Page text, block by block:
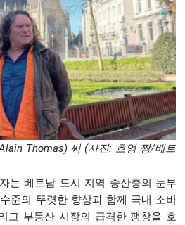
Thomas) 씨 (사진: 흐엉 짱/베트
는 베트남 도시 지역 중산층의 눈부
준의 뚜렷한 향상과 함께 국내 소비
고 부동산 시장의 급격한 팽창을 호